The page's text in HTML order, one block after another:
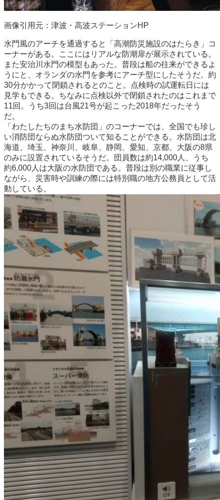
画像引用元：津波・高波ステーションHP
水門風のアーチを通過すると「高潮防災施設のはたらき」コ
ーナーがある。ここにはリアルな防潮扉が展示されている。
また安治川水門の模型もあった。普段は船の往来ができるよ
うにと、オランダの水門を参考にアーチ型にしたそうだ。約
30分かかって閉鎖されるとのこと。点検時の試運転日には
見学もできる。ちなみに点検以外で閉鎖されたのはこれまで
11回。うち3回は台風21号が起こった2018年だったそう
だ。
「わたしたちのまち水防団」のコーナーでは、全国でも珍し
い消防団ならぬ水防団ついて知ることができる。水防団は北
海道、埼玉、神奈川、岐阜、静岡、愛知、京都、大阪の8県
のみに設置されているそうだ。団員数は約14,000人、うち
約6,000人は大阪の水防団である。普段は別の職業に従事し
ながら、災害時や訓練の際には特別職の地方公務員として活
動している。